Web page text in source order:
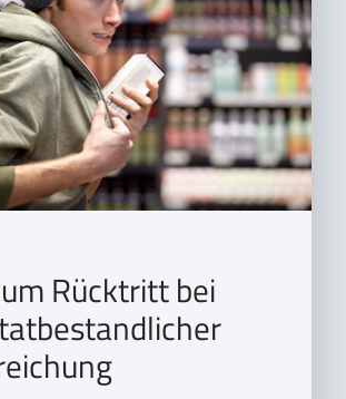
Rücktritt bei